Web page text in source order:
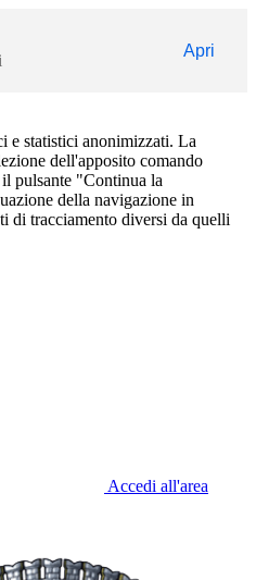
Apri
e statistici anonimizzati. La
dell'apposito comando
pulsante "Continua la
della navigazione in
di tracciamento diversi da quelli
Accedi all'area